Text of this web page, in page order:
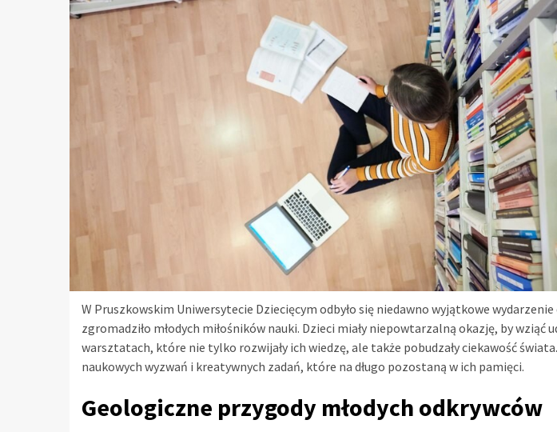
W Pruszkowskim Uniwersytecie Dziecięcym odbyło się niedawno wyjątkowe
zgromadziło młodych miłośników nauki. Dzieci miały niepowtarzalną okazję, by wziąć
warsztatach, które nie tylko rozwijały ich wiedzę, ale także pobudzały ciekawość
naukowych wyzwań i kreatywnych zadań, które na długo pozostaną w ich pamięci.
Geologiczne przygody młodych odkrywców